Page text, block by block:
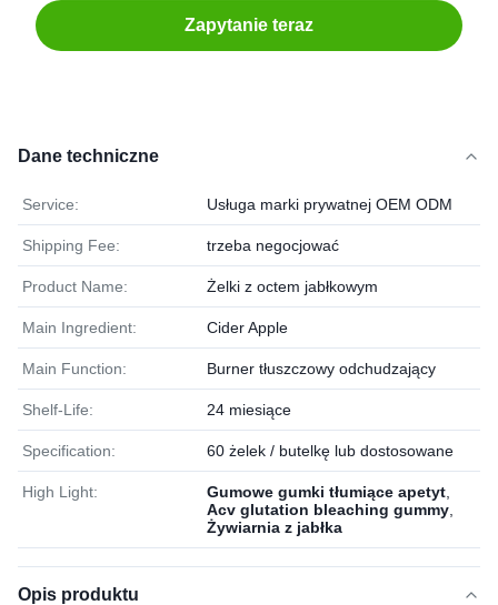
Zapytanie teraz
Dane techniczne
Service: Usługa marki prywatnej OEM ODM
Shipping Fee: trzeba negocjować
Product Name: Żelki z octem jabłkowym
Main Ingredient: Cider Apple
Main Function: Burner tłuszczowy odchudzający
Shelf-Life: 24 miesiące
Specification: 60 żelek / butelkę lub dostosowane
High Light: Gumowe gumki tłumiące apetyt
Acv glutation bleaching gummy
Żywiarnia z jabłka
Opis produktu